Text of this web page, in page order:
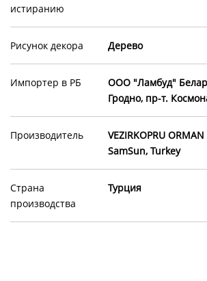
истиранию
Рисунок декора Дерево
Импортер в РБ
OOO "Ламбуд"
Гродно, пр-т.
Производитель
VEZIRKOPRU
SamSun, Turkey
Страна
производства
Турция